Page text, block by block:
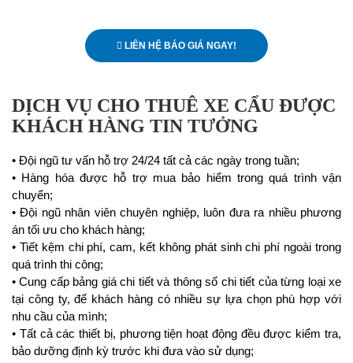
LIÊN HỆ BÁO GIÁ NGAY!
DỊCH VỤ CHO THUÊ XE CẨU ĐƯỢC
KHÁCH HÀNG TIN TƯỞNG
• Đội ngũ tư vấn hỗ trợ 24/24 tất cả các ngày trong tuần;
• Hàng hóa được hỗ trợ mua bảo hiểm trong quá trình vận
chuyển;
• Đội ngũ nhân viên chuyên nghiệp, luôn đưa ra nhiều phương
án tối ưu cho khách hàng;
• Tiết kệm chi phí, cam, kết không phát sinh chi phí ngoài trong
quá trình thi công;
• Cung cấp bảng giá chi tiết và thông số chi tiết của từng loại xe
tại công ty, để khách hàng có nhiều sự lựa chọn phù hợp với
nhu cầu của mình;
• Tất cả các thiết bị, phương tiện hoạt động đều được kiểm tra,
bảo dưỡng định kỳ trước khi đưa vào sử dụng;